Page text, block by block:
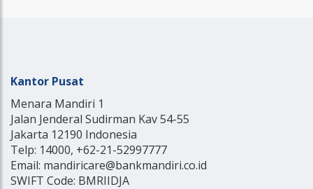
Kantor Pusat
Menara Mandiri 1
Jalan Jenderal Sudirman Kav 54-55
Jakarta 12190 Indonesia
Telp: 14000, +62-21-52997777
Email: mandiricare@bankmandiri.co.id
SWIFT Code: BMRIIDJA